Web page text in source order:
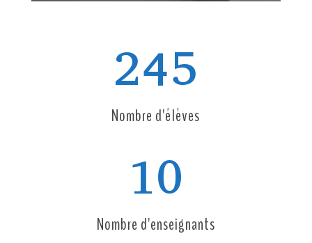
245
Nombre d'élèves
10
Nombre d'enseignants